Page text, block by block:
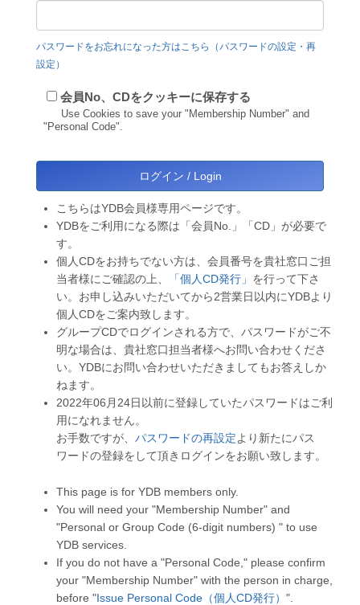
パスワードをお忘れになった方はこちら（パスワードの設定・再
設定）
会員No、CDをクッキーに保存する
Use Cookies to save your "Membership Number" and
"Personal Code".
こちらはYDB会員様専用ページです。
YDBをご利用になる際は「会員No.」「CD」が必要で
す。
個人CDをお持ちでない方は、会員番号を貴社窓口ご担
当者様にご確認の上、
「個人CD発行」 を行って下さ
い。お申し込みいただいてから2営業日以内にYDBより
個人CDをご案内致します。
グループCDでログインされる方で、パスワードがご不
明な場合は、貴社窓口担当者様へお問い合わせくださ
い。YDBにお問い合わせいただきましてもお答えしか
ねます。
2022年06月24日以前に登録していたパスワードはご利
用になれません。
お手数ですが、 パスワードの再設定より新たにパス
ワードの登録をして頂きログインをお願い致します。
This page is for YDB members only.
You will need your "Membership Number" and
"Personal or Group Code (6-digit numbers) " to use
YDB services.
If you do not have a "Personal Code," please confirm
your "Membership Number" with the person in charge,
before "Issue Personal Code（個人CD発行） ".